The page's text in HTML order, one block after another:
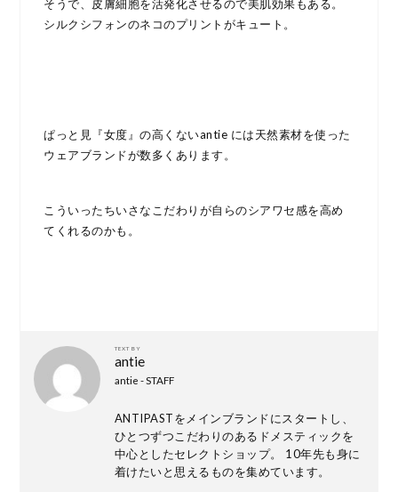
そうで、皮膚細胞を活発化させるので美肌効果もある。
シルクシフォンのネコのプリントがキュート。
ぱっと見『女度』の高くないantie には天然素材を使った
ウェアブランドが数多くあります。
こういったちいさなこだわりが自らのシアワセ感を高め
てくれるのかも。
TEXT BY
antie
antie - STAFF
ANTIPASTをメインブランドにスタートし、
ひとつずつこだわりのあるドメスティックを
中心としたセレクトショップ。 10年先も身に
着けたいと思えるものを集めています。